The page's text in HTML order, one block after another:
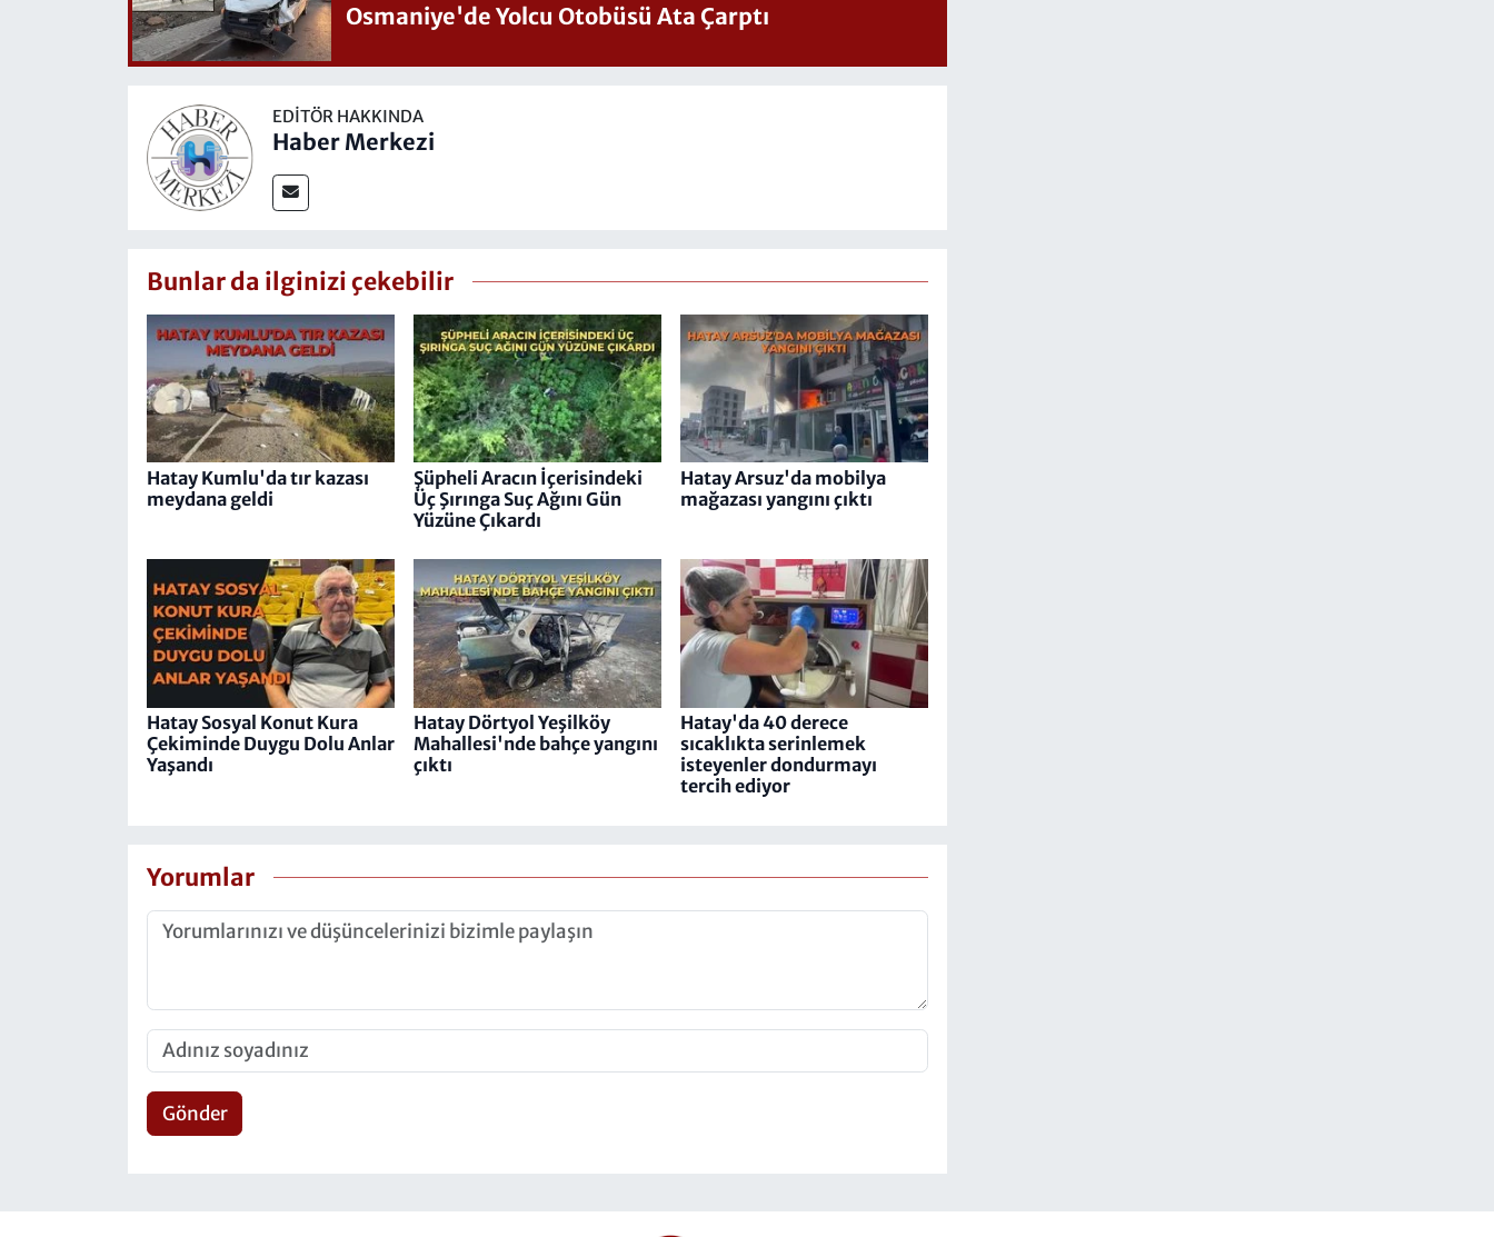
Osmaniye'de Yolcu Otobüsü Ata Çarptı
EDITÖR HAKKINDA
Haber Merkezi
Bunlar da ilginizi çekebilir
Hatay Kumlu'da tır kazası
meydana geldi
Şüpheli Aracın İçerisindeki
Üç Şırınga Suç Ağını Gün
Yüzüne Çıkardı
Hatay Arsuz'da mobilya
mağazası yangını çıktı
Hatay Sosyal Konut Kura
Çekiminde Duygu Dolu Anlar
Yaşandı
Hatay Dörtyol Yeşilköy
Mahallesi'nde bahçe yangını
çıktı
Hatay'da 40 derece
sıcaklıkta serinlemek
isteyenler dondurmayı
tercih ediyor
Yorumlar
Gönder